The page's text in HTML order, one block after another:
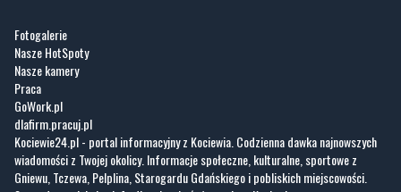
Fotogalerie
Nasze HotSpoty
Nasze kamery
Praca
GoWork.pl
dlafirm.pracuj.pl
Kociewie24.pl - portal informacyjny z Kociewia. Codzienna dawka najnowszych
wiadomości z Twojej okolicy. Informacje społeczne, kulturalne, sportowe z
Gniewu, Tczewa, Pelplina, Starogardu Gdańskiego i pobliskich miejscowości.